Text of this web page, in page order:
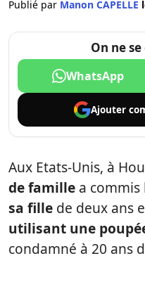
Publié par Manon CAPELLE
On ne
WhatsApp
Ajouter
Aux Etats-Unis, à
de famille a commis
sa fille de deux ans
utilisant une
condamné à 20 ans